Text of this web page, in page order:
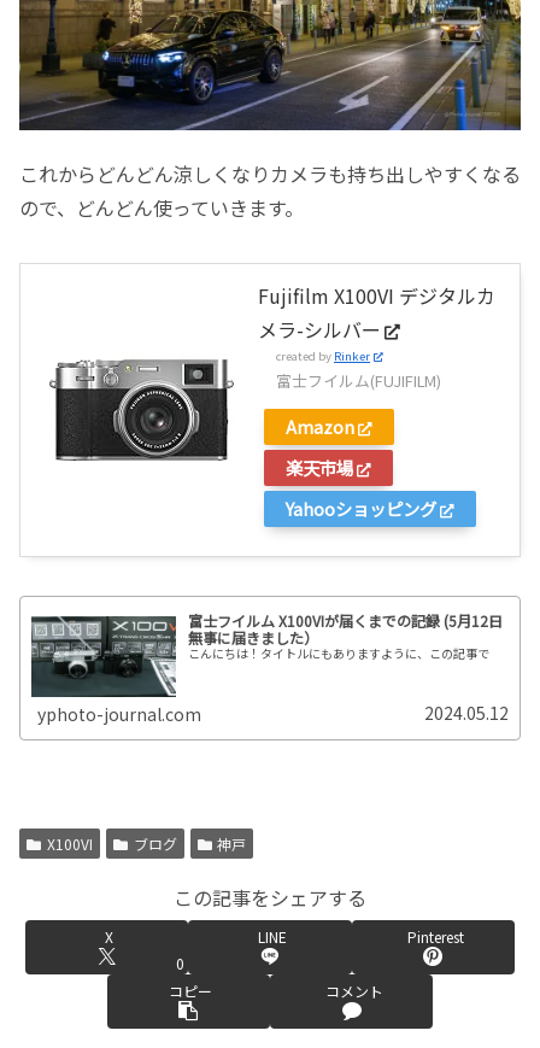
これからどんどん涼しくなりカメラも持ち出しやすくなる
ので、どんどん使っていきます。
Fujifilm X100VI デジタルカ
メラ-シルバー
created by Rinker
富士フイルム(FUJIFILM)
Amazon
楽天市場
Yahooショッピング
富士フイルム X100VIが届くまでの記録 (5月12日
無事に届きました）
こんにちは！タイトルにもありますように、この記事で
yphoto-journal.com 2024.05.12
X100VI ブログ 神戸
この記事をシェアする
X
0
LINE Pinterest
コピー コメント